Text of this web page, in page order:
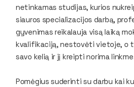
netinkamas studijas, kurios
siauros specializacijos darbą,
gyvenimas reikalauja visą laiką
kvalifikaciją, nestovėti vietoje, o
savo kelią ir jį kreipti norima
Pomėgius suderinti su darbu kai